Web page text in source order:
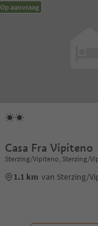
Op aanvraag
Casa Fra Vipiteno
Sterzing/Vipiteno, Sterzing/
1.1 km van Sterzing/